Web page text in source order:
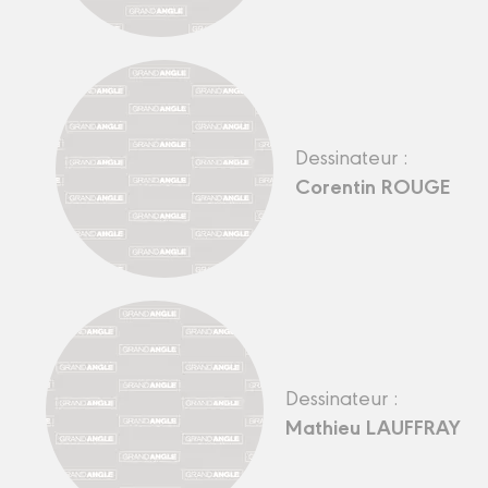
Dessinateur :
Corentin ROUGE
Dessinateur :
Mathieu LAUFFRAY